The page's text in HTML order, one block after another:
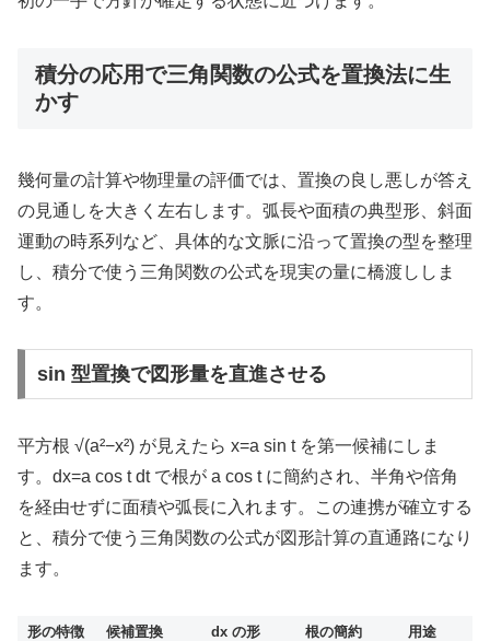
積分の応用で三角関数の公式を置換法に生
かす
幾何量の計算や物理量の評価では、置換の良し悪しが答え
の見通しを大きく左右します。弧長や面積の典型形、斜面
運動の時系列など、具体的な文脈に沿って置換の型を整理
し、積分で使う三角関数の公式を現実の量に橋渡ししま
す。
sin 型置換で図形量を直進させる
平方根 √(a²−x²) が見えたら x=a sin t を第一候補にしま
す。dx=a cos t dt で根が a cos t に簡約され、半角や倍角
を経由せずに面積や弧長に入れます。この連携が確立する
と、積分で使う三角関数の公式が図形計算の直通路になり
ます。
形の特徴 候補置換 dx の形 根の簡約
用途